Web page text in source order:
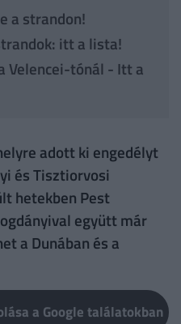
a strandon!
itt a lista!
Velencei-tónál - Itt a
adott ki engedélyt
és Tisztiorvosi
hetekben Pest
együtt már
a Dunában és a
a Google találatokban